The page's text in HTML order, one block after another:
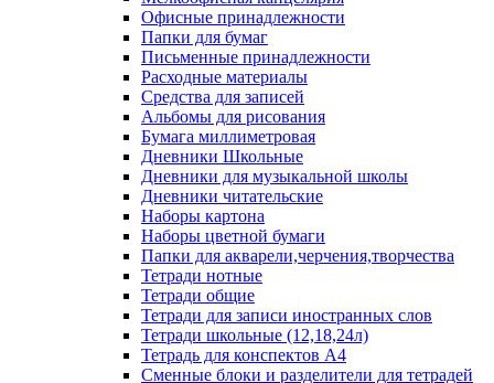
Офисные принадлежности
Папки для бумаг
Письменные принадлежности
Расходные материалы
Средства для записей
Альбомы для рисования
Бумага миллиметровая
Дневники Школьные
Дневники для музыкальной школы
Дневники читательские
Наборы картона
Наборы цветной бумаги
Папки для акварели,черчения,творчества
Тетради нотные
Тетради общие
Тетради для записи иностранных слов
Тетради школьные (12,18,24л)
Тетрадь для конспектов А4
Сменные блоки и разделители для тетрадей